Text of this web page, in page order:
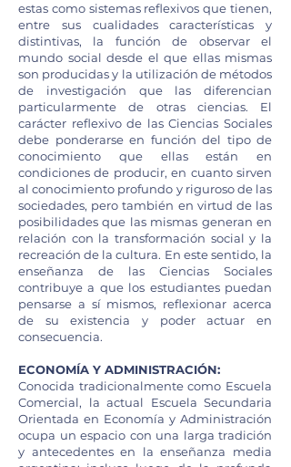
estas como sistemas reflexivos que tienen,
entre sus cualidades características y
distintivas, la función de observar el
mundo social desde el que ellas mismas
son producidas y la utilización de métodos
de investigación que las diferencian
particularmente de otras ciencias. El
carácter reflexivo de las Ciencias Sociales
debe ponderarse en función del tipo de
conocimiento que ellas están en
condiciones de producir, en cuanto sirven
al conocimiento profundo y riguroso de las
sociedades, pero también en virtud de las
posibilidades que las mismas generan en
relación con la transformación social y la
recreación de la cultura. En este sentido, la
enseñanza de las Ciencias Sociales
contribuye a que los estudiantes puedan
pensarse a sí mismos, reflexionar acerca
de su existencia y poder actuar en
consecuencia.
ECONOMÍA Y ADMINISTRACIÓN:
Conocida tradicionalmente como Escuela
Comercial, la actual Escuela Secundaria
Orientada en Economía y Administración
ocupa un espacio con una larga tradición
y antecedentes en la enseñanza media